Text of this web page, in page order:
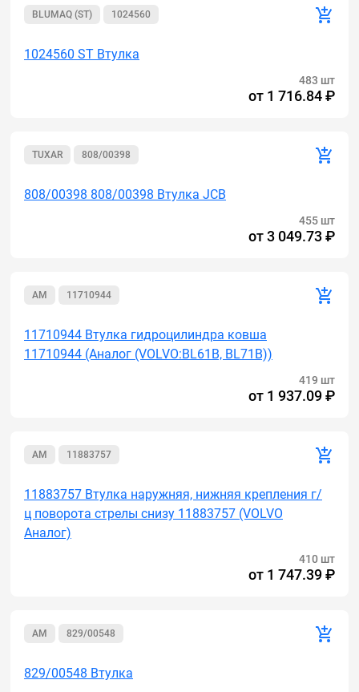
BLUMAQ (ST) 1024560
1024560 ST Втулка
483 шт
от 1 716.84 ₽
TUXAR 808/00398
808/00398 808/00398 Втулка JCB
455 шт
от3 049.73 ₽
AM 11710944
11710944 Втулка гидроцилиндра ковша
11710944 (Аналог (VOLVO:BL61B, BL71B))
419 шт
от 1 937.09 ₽
AM 11883757
11883757 Втулка наружняя, нижняя крепления г/
ц поворота стрелы снизу 11883757 (VOLVO
Аналог)
410 шт
от 1 747.39 ₽
AM 829/00548
829/00548 Втулка